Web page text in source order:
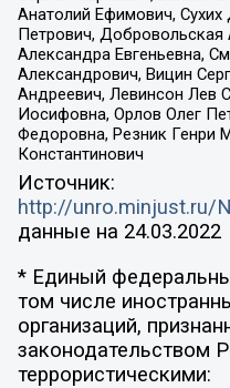
Анатолий Ефимович,
Петрович,
Александра Евгеньевна,
Александрович, Вицин
Андреевич, Левинсон Лев
Иосифовна, Орлов Олег
Федоровна, Резник Генри
Константинович
Источник:
http://unro.minjust.ru/
данные на 24.03.2022
* Единый
том числе
организаций,
законодательством
террористическими: